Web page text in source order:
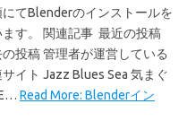
にてBlenderのインストールを
ます。 関連記事 最近の投稿
投稿 管理者が運営している
サイト Jazz Blues Sea 気まぐ
Read More: Blenderイン